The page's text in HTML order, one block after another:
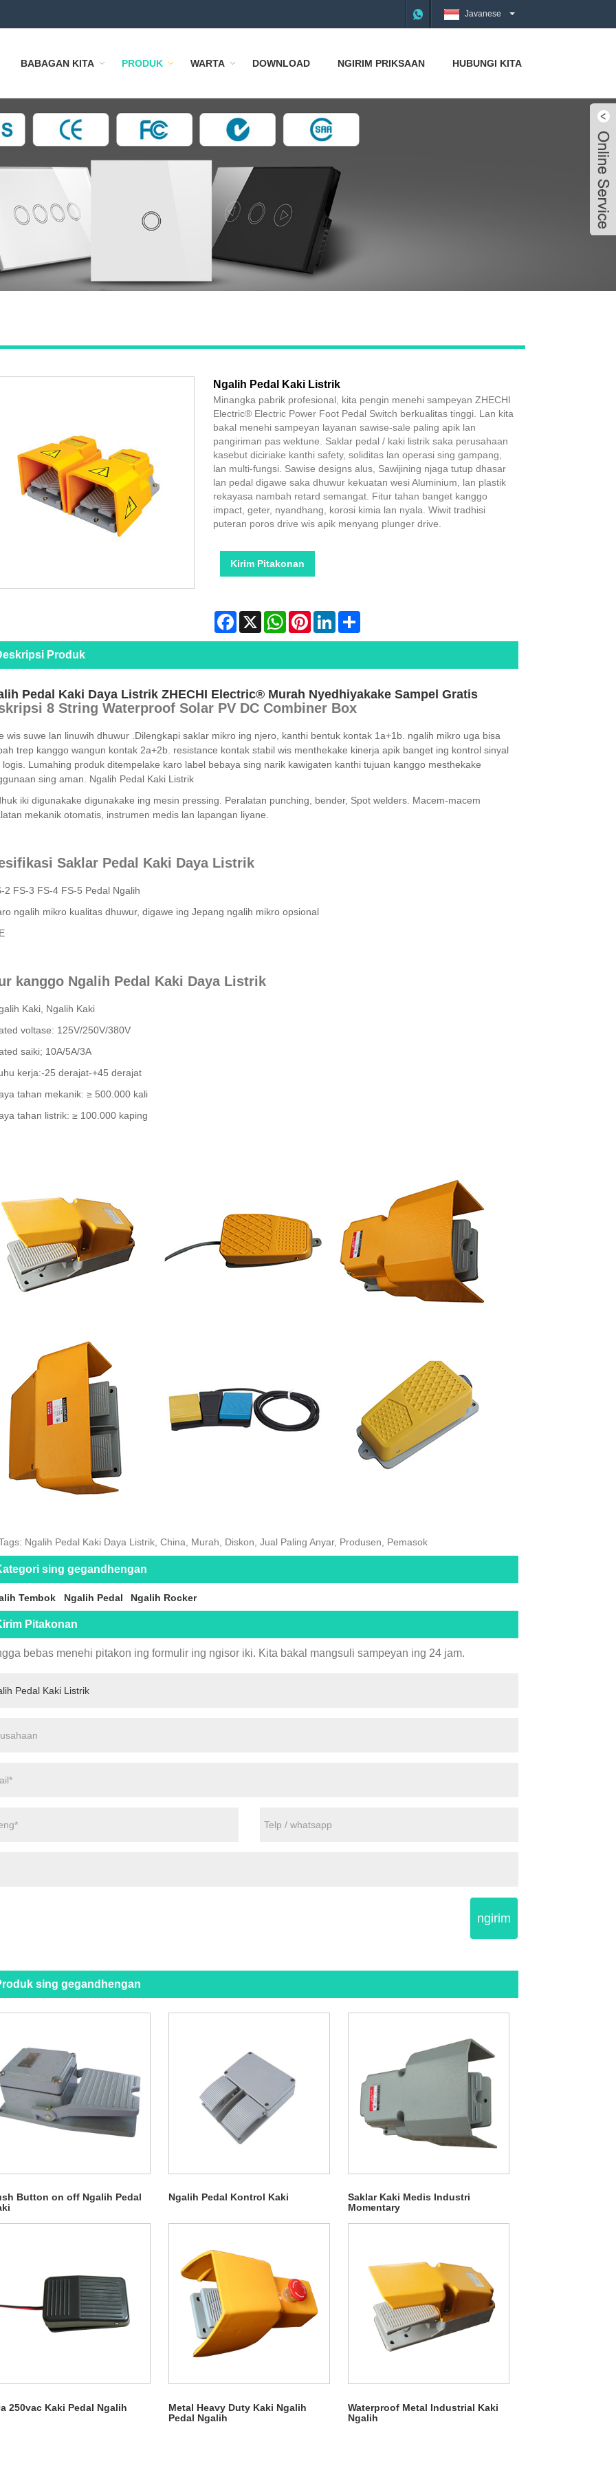
Javanese
BABAGAN KITA PRODUK WARTA DOWNLOAD NGIRIM PRIKSAAN HUBUNGI KITA
Ngalih Pedal Kaki Listrik
Minangka pabrik profesional, kita pengin menehi sampeyan ZHECHI
Electric® Electric Power Foot Pedal Switch berkualitas tinggi. Lan kita
bakal menehi sampeyan layanan sawise-sale paling apik lan
pangiriman pas wektune. Saklar pedal / kaki listrik saka perusahaan
kasebut diciriake kanthi safety, soliditas lan operasi sing gampang,
lan multi-fungsi. Sawise designs alus, Sawijining njaga tutup dhasar
lan pedal digawe saka dhuwur kekuatan wesi Aluminium, lan plastik
rekayasa nambah retard semangat. Fitur tahan banget kanggo
impact, geter, nyandhang, korosi kimia lan nyala. Wiwit tradhisi
puteran poros drive wis apik menyang plunger drive.
Kirim Pitakonan
Facebook
X WhatsAppPinterestLinkedInShare
Produk
Pedal Kaki Daya Listrik ZHECHI Electric® Murah Nyedhiyakake Sampel Gratis
8 String Waterproof Solar PV DC Combiner Box
wis suwe lan linuwih dhuwur .Dilengkapi saklar mikro ing njero, kanthi bentuk kontak 1a+1b. ngalih mikro uga bisa
trep kanggo wangun kontak 2a+2b. resistance kontak stabil wis menthekake kinerja apik banget ing kontrol sinyal
logis. Lumahing produk ditempelake karo label bebaya sing narik kawigaten kanthi tujuan kanggo mesthekake
sing aman. Ngalih Pedal Kaki Listrik
iki digunakake digunakake ing mesin pressing. Peralatan punching, bender, Spot welders. Macem-macem
mekanik otomatis, instrumen medis lan lapangan liyane.
Saklar Pedal Kaki Daya Listrik
2 FS-3 FS-4 FS-5 Pedal Ngalih
ngalih mikro kualitas dhuwur, digawe ing Jepang ngalih mikro opsional
kanggo Ngalih Pedal Kaki Daya Listrik
Kaki, Ngalih Kaki
voltase: 125V/250V/380V
saiki; 10A/5A/3A
kerja:-25 derajat-+45 derajat
tahan mekanik: ≥ 500.000 kali
tahan listrik: ≥ 100.000 kaping
Ngalih Pedal Kaki Daya Listrik, China, Murah, Diskon, Jual Paling Anyar, Produsen, Pemasok
sing gegandhengan
Tembok Ngalih Pedal Ngalih Rocker
Pitakonan
bebas menehi pitakon ing formulir ing ngisor iki. Kita bakal mangsuli sampeyan ing 24 jam.
ngirim
sing gegandhengan
Button on off Ngalih Pedal
Ngalih Pedal Kontrol Kaki
Saklar Kaki Medis Industri
Momentary
250vac Kaki Pedal Ngalih
Metal Heavy Duty Kaki Ngalih
Pedal Ngalih
Waterproof Metal Industrial Kaki
Ngalih